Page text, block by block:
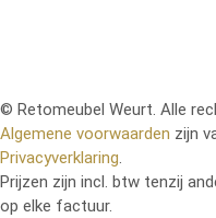
© Retomeubel Weurt. Alle
Algemene voorwaarden zijn
Privacyverklaring.
Prijzen zijn incl. btw tenzij
op elke factuur.